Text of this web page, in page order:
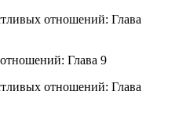
Глава 9